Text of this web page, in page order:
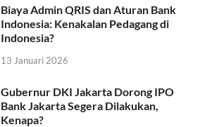
Biaya Admin QRIS dan Aturan Bank
Indonesia: Kenakalan Pedagang di
Indonesia?
13 Januari 2026
Gubernur DKI Jakarta Dorong IPO
Bank Jakarta Segera Dilakukan,
Kenapa?